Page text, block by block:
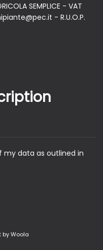
SEMPLICE - VAT
- R.U.O.P.
my data as outlined in
by Woola